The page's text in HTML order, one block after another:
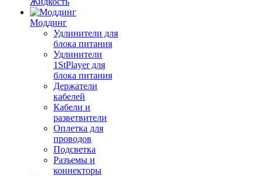
Моддинг
Удлинители для
блока питания
Удлинители
1StPlayer для
блока питания
Держатели
кабелей
Кабели и
разветвители
Оплетка для
проводов
Подсветка
Разъемы и
коннекторы